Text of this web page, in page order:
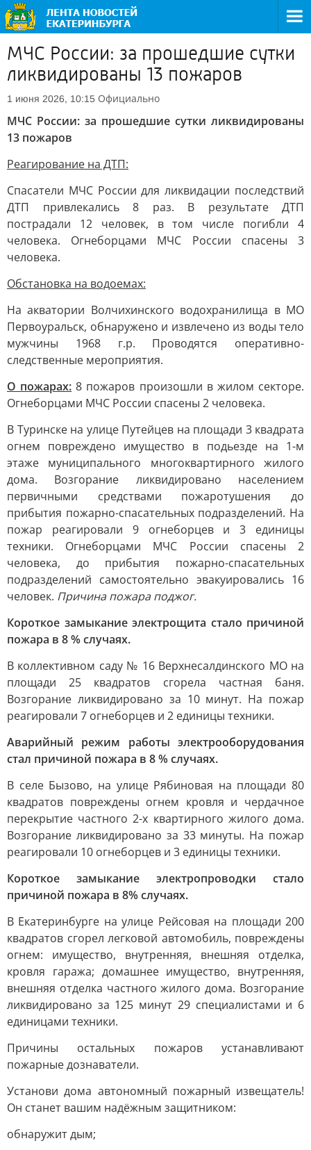
МЧС России: за прошедшие сутки
ликвидированы 13 пожаров
1 июня 2026, 10:15 Официально
МЧС России: за прошедшие сутки ликвидированы
13 пожаров
Реагирование на ДТП:
Спасатели МЧС России для ликвидации последствий
ДТП привлекались 8 раз. В результате ДТП
пострадали 12 человек, в том числе погибли 4
человека. Огнеборцами МЧС России спасены 3
человека.
Обстановка на водоемах:
На акватории Волчихинского водохранилища в МО
Первоуральск, обнаружено и извлечено из воды тело
мужчины 1968 г.р. Проводятся оперативно-
следственные мероприятия.
О пожарах: 8 пожаров произошли в жилом секторе.
Огнеборцами МЧС России спасены 2 человека.
В Туринске на улице Путейцев на площади 3 квадрата
огнем повреждено имущество в подьезде на 1-м
этаже муниципального многоквартирного жилого
дома. Возгорание ликвидировано населением
первичными средствами пожаротушения до
прибытия пожарно-спасательных подразделений. На
пожар реагировали 9 огнеборцев и 3 единицы
техники. Огнеборцами МЧС России спасены 2
человека, до прибытия пожарно-спасательных
подразделений самостоятельно эвакуировались 16
человек. Причина пожара поджог.
Короткое замыкание электрощита стало причиной
пожара в 8 % случаях.
В коллективном саду № 16 Верхнесалдинского МО на
площади 25 квадратов сгорела частная баня.
Возгорание ликвидировано за 10 минут. На пожар
реагировали 7 огнеборцев и 2 единицы техники.
Аварийный режим работы электрооборудования
стал причиной пожара в 8 % случаях.
В селе Бызово, на улице Рябиновая на площади 80
квадратов повреждены огнем кровля и чердачное
перекрытие частного 2-х квартирного жилого дома.
Возгорание ликвидировано за 33 минуты. На пожар
реагировали 10 огнеборцев и 3 единицы техники.
Короткое замыкание электропроводки стало
причиной пожара в 8%случаях.
В Екатеринбурге на улице Рейсовая на площади 200
квадратов сгорел легковой автомобиль, повреждены
огнем: имущество, внутренняя, внешняя отделка,
кровля гаража; домашнее имущество, внутренняя,
внешняя отделка частного жилого дома. Возгорание
ликвидировано за 125 минут 29 специалистами и 6
единицами техники.
Причины остальных пожаров устанавливают
пожарные дознаватели.
Установи дома автономный пожарный извещатель!
Он станет вашим надёжным защитником:
обнаружит дым;